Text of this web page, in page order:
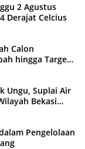
2 Agustus
Derajat Celcius
Calon
hingga Target
Ungu, Suplai Air
Bekasi
Pengelolaan